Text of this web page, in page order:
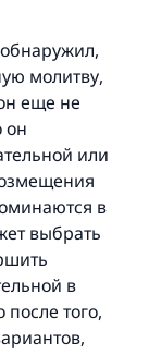
молитву,
еще не
он
или
в
выбрать
в
того,
его»